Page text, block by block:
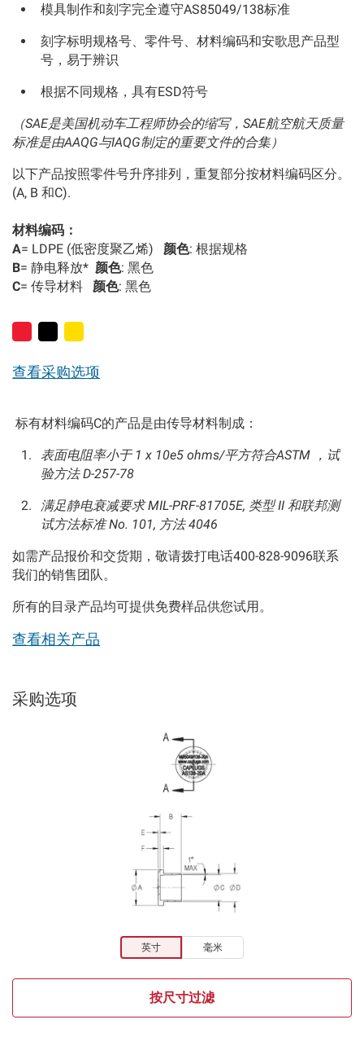
模具制作和刻字完全遵守AS85049/138标准
刻字标明规格号、零件号、材料编码和安歌思产品型
号，易于辨识
根据不同规格，具有ESD符号
（SAE是美国机动车工程师协会的缩写，SAE航空航天质量
标准是由AAQG与IAQG制定的重要文件的合集）
以下产品按照零件号升序排列，重复部分按材料编码区分。
(A, B 和C).
材料编码：
A= LDPE (低密度聚乙烯) 颜色: 根据规格
B= 静电释放* 颜色: 黑色
C= 传导材料 颜色: 黑色
查看采购选项
标有材料编码C的产品是由传导材料制成：
表面电阻率小于 1 x 10e5 ohms/平方符合ASTM ，试
验方法 D-257-78
满足静电衰减要求 MIL-PRF-81705E, 类型 II 和联邦测
试方法标准 No. 101, 方法 4046
如需产品报价和交货期，敬请拨打电话400-828-9096联系
我们的销售团队。
所有的目录产品均可提供免费样品供您试用。
查看相关产品
采购选项
英寸 毫米
按尺寸过滤